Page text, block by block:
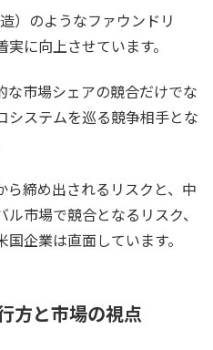
）のようなファウンドリ
に向上させています。
な市場シェアの競合だけでな
システムを巡る競争相手とな
締め出されるリスクと、中
市場で競合となるリスク、
企業は直面しています。
方と市場の視点